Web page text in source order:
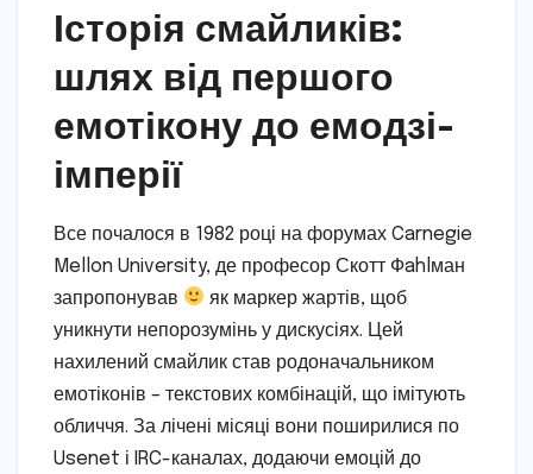
Історія смайликів:
шлях від першого
емотікону до емодзі-
імперії
Все почалося в 1982 році на форумах Carnegie
Mellon University, де професор Скотт Фahlман
запропонував
як маркер жартів, щоб
уникнути непорозумінь у дискусіях. Цей
нахилений смайлик став родоначальником
емотіконів – текстових комбінацій, що імітують
обличчя. За лічені місяці вони поширилися по
Usenet і IRC-каналах, додаючи емоцій до